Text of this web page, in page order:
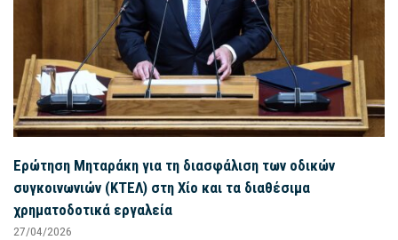
Ερώτηση Μηταράκη για τη διασφάλιση των οδικών
συγκοινωνιών (ΚΤΕΛ) στη Χίο και τα διαθέσιμα
χρηματοδοτικά εργαλεία
27/04/2026